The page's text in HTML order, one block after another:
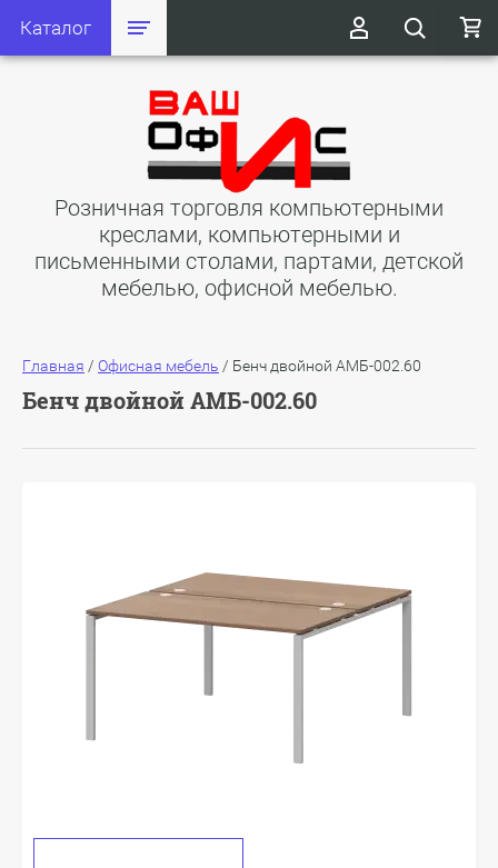
Каталог
Розничная торговля компьютерными
креслами, компьютерными и
письменными столами, партами, детской
мебелью, офисной мебелью.
Главная / Офисная мебель / Бенч двойной АМБ-002.60
Бенч двойной АМБ-002.60